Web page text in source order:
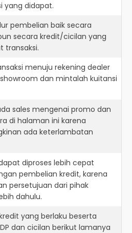
yang didapat.
pembelian baik secara
secara kredit/cicilan yang
transaksi.
menuju rekening dealer
dan mintalah kuitansi
sales mengenai promo dan
di halaman ini karena
ada keterlambatan
diproses lebih cepat
pembelian kredit, karena
persetujuan dari pihak
dahulu.
yang berlaku beserta
dan cicilan berikut lamanya